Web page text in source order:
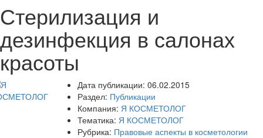
Стерилизация и
дезинфекция в салонах
красоты
Дата публикации: 06.02.2015
Раздел: Публикации
Компания: Я КОСМЕТОЛОГ
Тематика: Я КОСМЕТОЛОГ
Рубрика: Правовые аспекты в косметологии